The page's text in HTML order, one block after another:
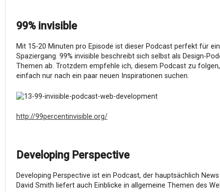
99% invisible
Mit 15-20 Minuten pro Episode ist dieser Podcast perfekt für
Spaziergang. 99% invisible beschreibt sich selbst als Design-
Themen ab. Trotzdem empfehle ich, diesem Podcast zu
einfach nur nach ein paar neuen Inspirationen suchen.
http://99percentinvisible.org/
Developing Perspective
Developing Perspective ist ein Podcast, der hauptsächlich
David Smith liefert auch Einblicke in allgemeine Themen des